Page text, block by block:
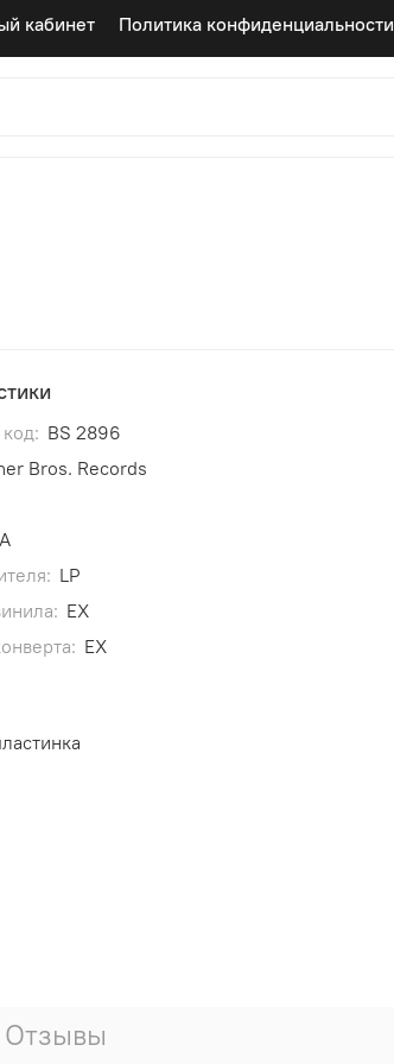
кабинет Политика конфиденциальности
BS 2896
Bros. Records
LP
EX
EX
Отзывы